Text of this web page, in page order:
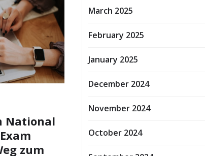
National
zum
March 2025
February 2025
January 2025
December 2024
November 2024
October 2024